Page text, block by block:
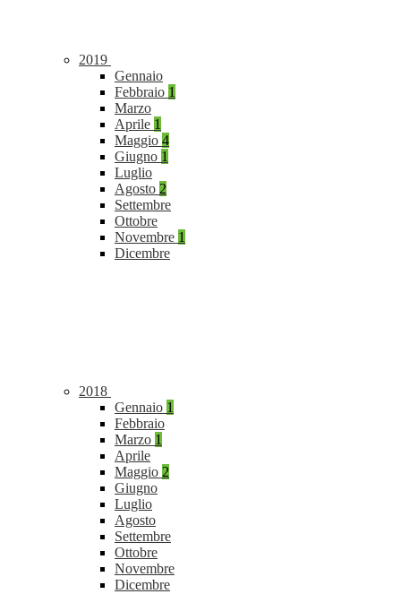
2019
Gennaio
Febbraio 1
Marzo
Aprile 1
Maggio 4
Giugno 1
Luglio
Agosto 2
Settembre
Ottobre
Novembre 1
Dicembre
2018
Gennaio 1
Febbraio
Marzo 1
Aprile
Maggio 2
Giugno
Luglio
Agosto
Settembre
Ottobre
Novembre
Dicembre